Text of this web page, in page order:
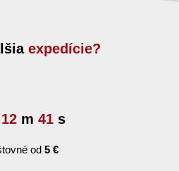
expedície?
12 m 40 s
od 5 €